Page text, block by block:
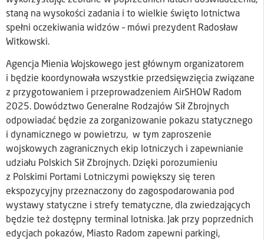
staną na wysokości zadania i to wielkie święto lotnictwa
spełni oczekiwania widzów – mówi prezydent Radosław
Witkowski.
Agencja Mienia Wojskowego jest głównym organizatorem
i będzie koordynowała wszystkie przedsięwzięcia związane
z przygotowaniem i przeprowadzeniem AirSHOW Radom
2025. Dowództwo Generalne Rodzajów Sił Zbrojnych
odpowiadać będzie za zorganizowanie pokazu statycznego
i dynamicznego w powietrzu, w tym zaproszenie
wojskowych zagranicznych ekip lotniczych i zapewnianie
udziału Polskich Sił Zbrojnych. Dzięki porozumieniu
z Polskimi Portami Lotniczymi powiększy się teren
ekspozycyjny przeznaczony do zagospodarowania pod
wystawy statyczne i strefy tematyczne, dla zwiedzających
będzie też dostępny terminal lotniska. Jak przy poprzednich
edycjach pokazów, Miasto Radom zapewni parkingi,